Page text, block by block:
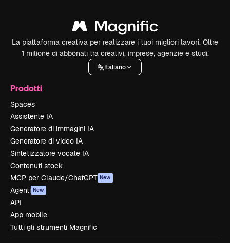
La piattaforma creativa per realizzare i tuoi migliori lavori. Oltre
1 milione di abbonati tra creativi, imprese, agenzie e studi.
Italiano
Prodotti
Spaces
Assistente IA
Generatore di immagini IA
Generatore di video IA
Sintetizzatore vocale IA
Contenuti stock
MCP per Claude/ChatGPT New
Agenti New
API
App mobile
Tutti gli strumenti Magnific